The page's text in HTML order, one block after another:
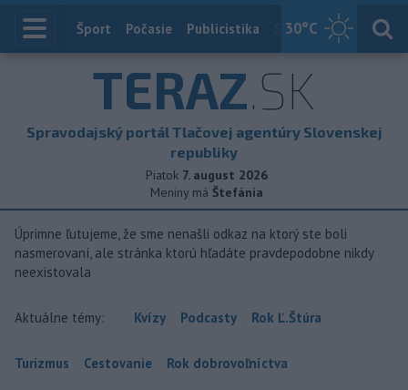
30°C
Index
Šport Počasie Publicistika Slovensko
TERAZ.SK
Spravodajský portál Tlačovej agentúry Slovenskej
republiky
Piatok 7. august 2026
Meniny má Štefánia
Úprimne ľutujeme, že sme nenašli odkaz na ktorý ste boli
nasmerovaní, ale stránka ktorú hľadáte pravdepodobne nikdy
neexistovala
Aktuálne témy: Kvízy Podcasty Rok Ľ.Štúra
Turizmus Cestovanie Rok dobrovoľníctva